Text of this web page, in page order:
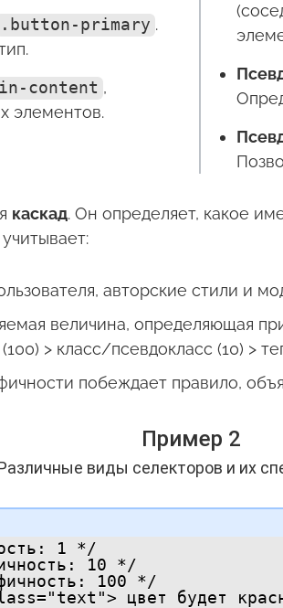
.button-primary .
content ,
элементов.
каскад. Он определяет, какое
авторские стили и
величина, определяющая
> класс/псевдокласс (10) >
побеждает правило,
Пример 2
виды селекторов и их
1 */
10 */
100 */
цвет будет